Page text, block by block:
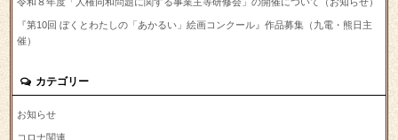
『第10回 ぼくとわたしの「あかるい」絵画コンクール』作品募集（九電・熊日主
催）
カテゴリー
お知らせ
コロナ関連